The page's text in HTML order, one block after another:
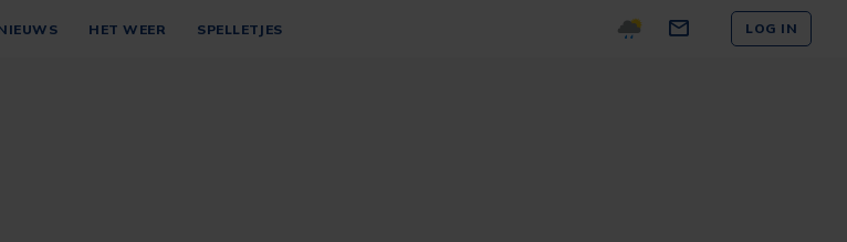
HET WEER SPELLETJES LOG IN